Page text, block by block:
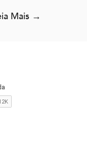
Mais →